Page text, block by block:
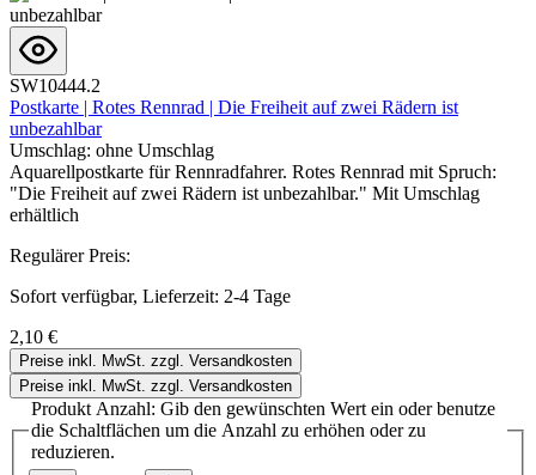
SW10444.2
Postkarte | Rotes Rennrad | Die Freiheit auf zwei Rädern ist
unbezahlbar
Umschlag: ohne Umschlag
Aquarellpostkarte für Rennradfahrer. Rotes Rennrad mit Spruch:
"Die Freiheit auf zwei Rädern ist unbezahlbar." Mit Umschlag
erhältlich
Regulärer Preis:
Sofort verfügbar, Lieferzeit: 2-4 Tage
2,10 €
Preise inkl. MwSt. zzgl. Versandkosten
Preise inkl. MwSt. zzgl. Versandkosten
Produkt Anzahl: Gib den gewünschten Wert ein oder benutze
die Schaltflächen um die Anzahl zu erhöhen oder zu
reduzieren.